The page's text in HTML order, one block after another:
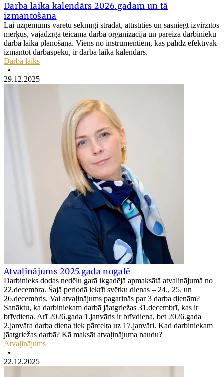
Darba laika kalendārs 2026.gadam un tā
izmantošana
Lai uzņēmums varētu sekmīgi strādāt, attīstīties un sasniegt izvirzītos
mērķus, vajadzīga teicama darba organizācija un pareiza darbinieku
darba laika plānošana. Viens no instrumentiem, kas palīdz efektīvāk
izmantot darbaspēku, ir darba laika kalendārs.
Darba laiks
•
29.12.2025
Atvaļinājums 2025.gada nogalē
Darbinieks dodas nedēļu garā ikgadējā apmaksātā atvaļinājumā no
22.decembra. Šajā periodā iekrīt svētku dienas – 24., 25. un
26.decembris. Vai atvaļinājums pagarinās par 3 darba dienām?
Sanāktu, ka darbiniekam darbā jāatgriežas 31.decembrī, kas ir
brīvdiena. Arī 2026.gada 1.janvāris ir brīvdiena, bet 2026.gada
2.janvāra darba diena tiek pārcelta uz 17.janvāri. Kad darbiniekam
jāatgriežas darbā? Kā maksāt atvaļinājuma naudu?
Atvaļinājums
•
22.12.2025